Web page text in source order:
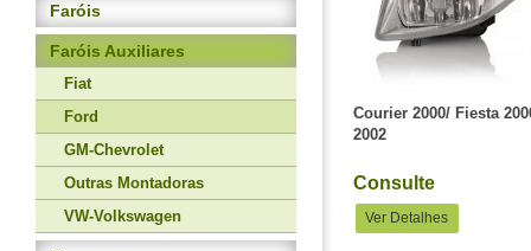
Faróis
Faróis Auxiliares
Fiat
Ford
GM-Chevrolet
Outras Montadoras
VW-Volkswagen
Courier 2000/ Fiesta
2002
Consulte
Ver Detalhes